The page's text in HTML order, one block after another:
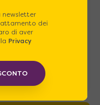
newsletter
dei
di aver
Privacy